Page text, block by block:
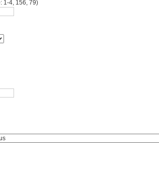
1-4, 156, 79)